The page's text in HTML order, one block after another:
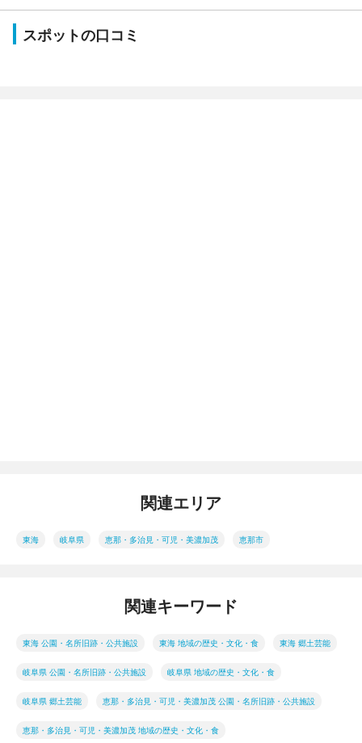
スポットの口コミ
関連エリア
東海 岐阜県 恵那・多治見・可児・美濃加茂 恵那市
関連キーワード
東海 公園・名所旧跡・公共施設 東海 地域の歴史・文化・食 東海 郷土芸能
岐阜県 公園・名所旧跡・公共施設 岐阜県 地域の歴史・文化・食
岐阜県 郷土芸能 恵那・多治見・可児・美濃加茂 公園・名所旧跡・公共施設
恵那・多治見・可児・美濃加茂 地域の歴史・文化・食